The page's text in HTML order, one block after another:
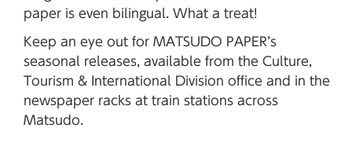
paper is even bilingual. What a treat!
Keep an eye out for MATSUDO PAPER’s
seasonal releases, available from the Culture,
Tourism & International Division office and in the
newspaper racks at train stations across
Matsudo.